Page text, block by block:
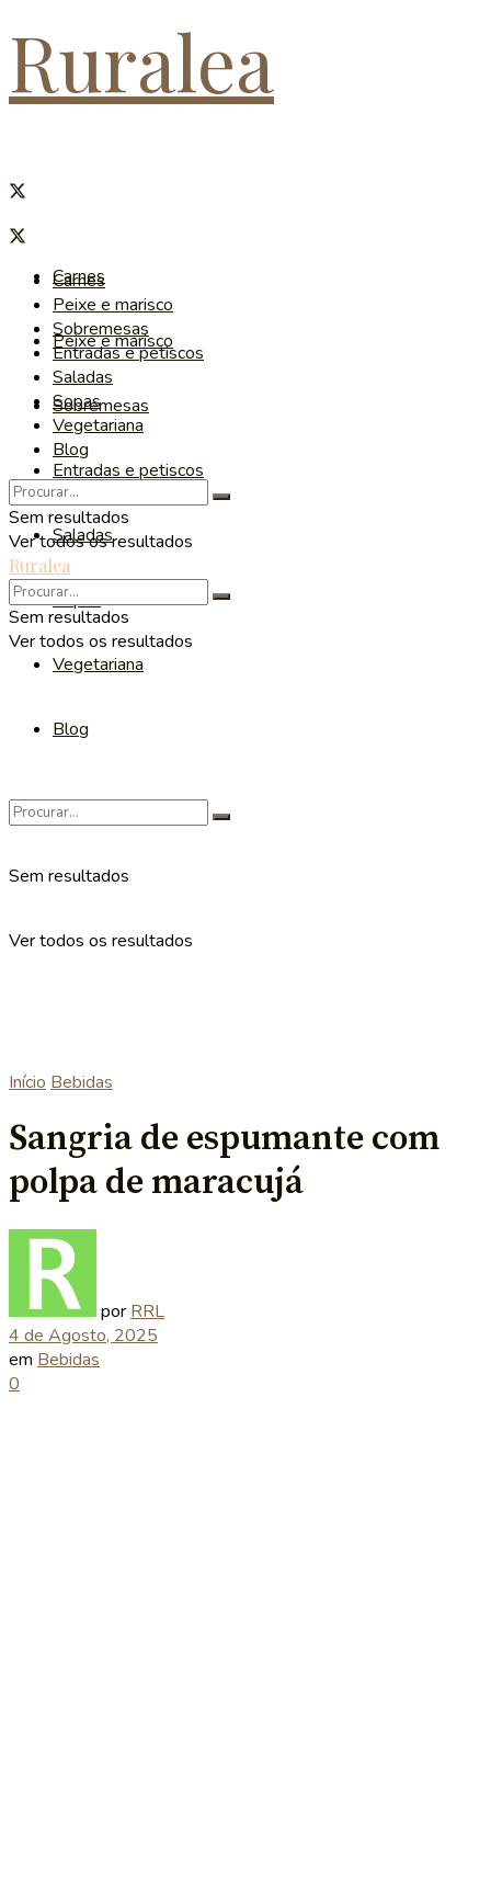
Ruralea
Carnes
Peixe e marisco
Sobremesas
Entradas e petiscos
Saladas
Sopas
Vegetariana
Blog
Sem resultados
Ver todos os resultados
Carnes
Peixe e marisco
Sobremesas
Entradas e petiscos
Saladas
Sopas
Vegetariana
Blog
Sem resultados
Ver todos os resultados
Ruralea
Sem resultados
Ver todos os resultados
Início Bebidas
Sangria de espumante com
polpa de maracujá
por RRL
4 de Agosto, 2025
em Bebidas
0